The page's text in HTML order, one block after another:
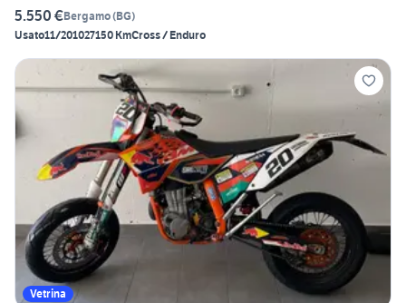
5.550 €Bergamo(BG)
Usato11/201027150 KmCross / Enduro
Vetrina